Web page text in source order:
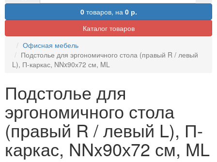
0товаров, на 0 р.
Каталог товаров
Офисная мебель
Подстолье для эргономичного стола (правый R / левый
L), П-каркас, NNx90х72 см, ML
Подстолье для
эргономичного стола
(правый R / левый L), П-
каркас, NNx90х72 см, ML